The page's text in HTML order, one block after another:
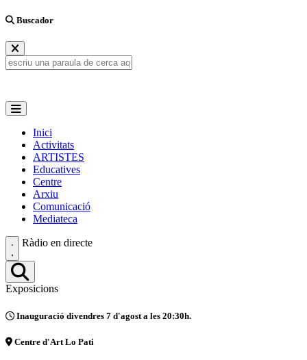
Buscador
Inici
Activitats
ARTISTES
Educatives
Centre
Arxiu
Comunicació
Mediateca
Ràdio en directe
Exposicions
Inauguració divendres 7 d'agost a les 20:30h.
Centre d'Art Lo Pati